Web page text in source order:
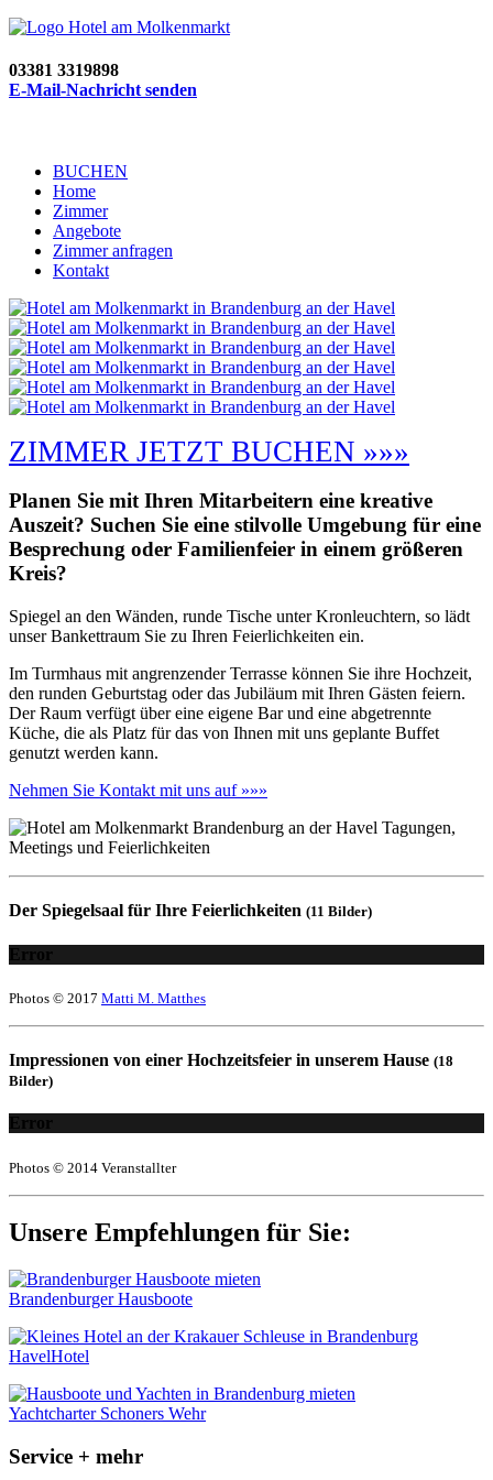
03381 3319898
E-Mail-Nachricht senden
BUCHEN
Home
Zimmer
Angebote
Zimmer anfragen
Kontakt
ZIMMER JETZT BUCHEN »»»
Planen Sie mit Ihren Mitarbeitern eine kreative
Auszeit? Suchen Sie eine stilvolle Umgebung für eine
Besprechung oder Familienfeier in einem größeren
Kreis?
Spiegel an den Wänden, runde Tische unter Kronleuchtern, so lädt
unser Bankettraum Sie zu Ihren Feierlichkeiten ein.
Im Turmhaus mit angrenzender Terrasse können Sie ihre Hochzeit,
den runden Geburtstag oder das Jubiläum mit Ihren Gästen feiern.
Der Raum verfügt über eine eigene Bar und eine abgetrennte
Küche, die als Platz für das von Ihnen mit uns geplante Buffet
genutzt werden kann.
Nehmen Sie Kontakt mit uns auf »»»
Der Spiegelsaal für Ihre Feierlichkeiten (11 Bilder)
Error
Photos © 2017 Matti M. Matthes
Impressionen von einer Hochzeitsfeier in unserem Hause (18
Bilder)
Error
Photos © 2014 Veranstallter
Unsere Empfehlungen für Sie:
Brandenburger Hausboote
HavelHotel
Yachtcharter Schoners Wehr
Service + mehr